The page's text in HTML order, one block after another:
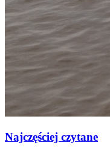
Najczęściej czytane